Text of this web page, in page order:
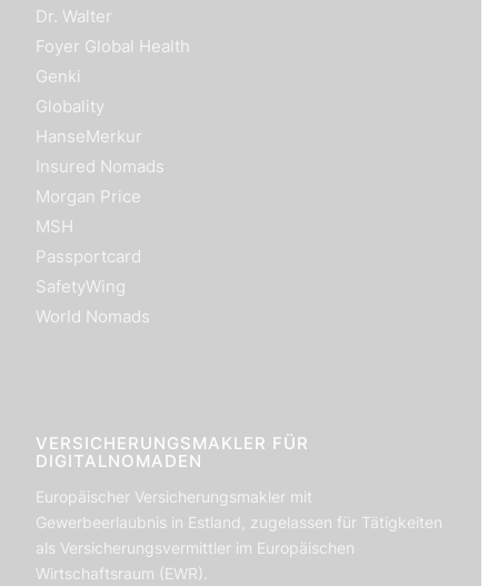
Dr. Walter
Foyer Global Health
Genki
Globality
HanseMerkur
Insured Nomads
Morgan Price
MSH
Passportcard
SafetyWing
World Nomads
VERSICHERUNGSMAKLER FÜR
DIGITALNOMADEN
Europäischer Versicherungsmakler mit
Gewerbeerlaubnis in Estland, zugelassen für Tätigkeiten
als Versicherungsvermittler im Europäischen
Wirtschaftsraum (EWR).